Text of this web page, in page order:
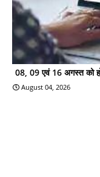
08, 09 एवं 16 अगस्त को
August 04, 2026